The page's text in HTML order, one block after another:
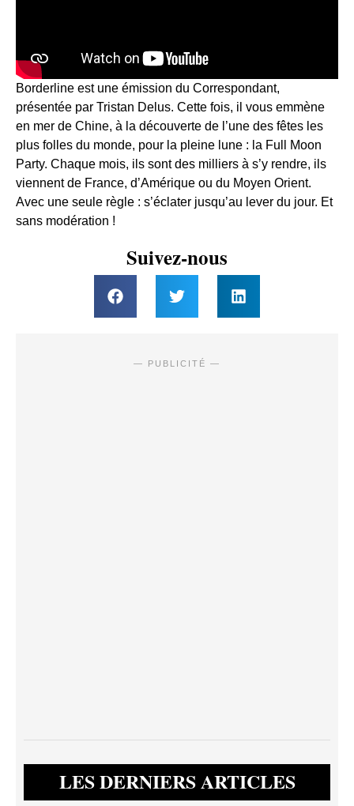
Borderline est une émission du Correspondant,
présentée par Tristan Delus. Cette fois, il vous emmène
en mer de Chine, à la découverte de l’une des fêtes les
plus folles du monde, pour la pleine lune : la Full Moon
Party. Chaque mois, ils sont des milliers à s’y rendre, ils
viennent de France, d’Amérique ou du Moyen Orient.
Avec une seule règle : s’éclater jusqu’au lever du jour. Et
sans modération !
Suivez-nous
— PUBLICITÉ —
LES DERNIERS ARTICLES